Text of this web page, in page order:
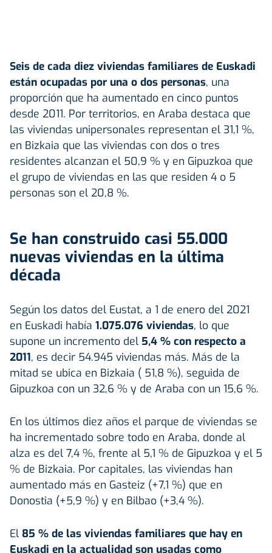
Seis de cada diez viviendas familiares de Euskadi
están ocupadas por una o dos personas, una
proporción que ha aumentado en cinco puntos
desde 2011. Por territorios, en Araba destaca que
las viviendas unipersonales representan el 31,1 %,
en Bizkaia que las viviendas con dos o tres
residentes alcanzan el 50,9 % y en Gipuzkoa que
el grupo de viviendas en las que residen 4 o 5
personas son el 20,8 %.
Se han construido casi 55.000
nuevas viviendas en la última
década
Según los datos del Eustat, a 1 de enero del 2021
en Euskadi había 1.075.076 viviendas, lo que
supone un incremento del 5,4 % con respecto a
2011, es decir 54.945 viviendas más. Más de la
mitad se ubica en Bizkaia ( 51,8 %), seguida de
Gipuzkoa con un 32,6 % y de Araba con un 15,6 %.
En los últimos diez años el parque de viviendas se
ha incrementado sobre todo en Araba, donde al
alza es del 7,4 %, frente al 5,1 % de Gipuzkoa y el 5
% de Bizkaia. Por capitales, las viviendas han
aumentado más en Gasteiz (+7,1 %) que en
Donostia (+5,9 %) y en Bilbao (+3,4 %).
El 85 % de las viviendas familiares que hay en
Euskadi en la actualidad son usadas como